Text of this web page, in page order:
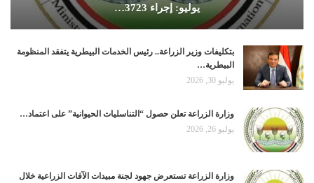
يوليو: إجراء 3723…
بتكليفات وزير الزراعة.. رئيس الخدمات البيطرية يتفقد المنظومة
البيطرية…
يوليو 30, 2026
وزارة الزراعة تعلن حصول “التناسليات الحيوانية” على اعتماد…
يوليو 26, 2026
وزارة الزراعة تستعرض جهود لجنة مبيدات الآفات الزراعية خلال